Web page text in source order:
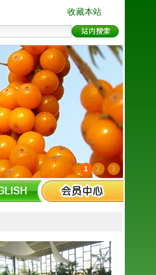
收藏本站
1 2 3